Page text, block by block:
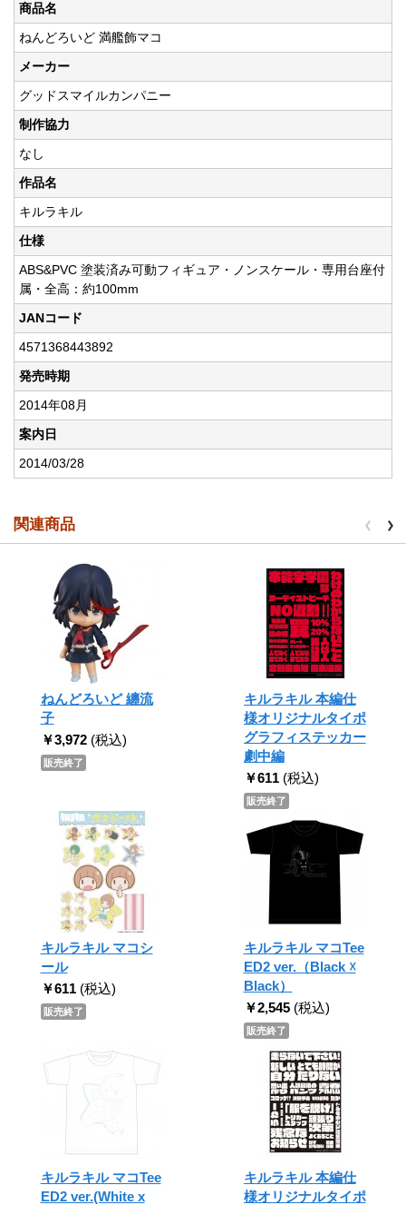
商品名
ねんどろいど 満艦飾マコ
メーカー
グッドスマイルカンパニー
制作協力
なし
作品名
キルラキル
仕様
ABS&PVC 塗装済み可動フィギュア・ノンスケール・専用台座付
属・全高：約100mm
JANコード
4571368443892
発売時期
2014年08月
案内日
2014/03/28
関連商品
ねんどろいど 纏流
子
￥3,972 (税込)
販売終了
キルラキル 本編仕
様オリジナルタイポ
グラフィステッカー
劇中編
￥611 (税込)
販売終了
キルラキル マコシ
ール
￥611 (税込)
販売終了
キルラキル マコTee
ED2 ver.（Black ☓
Black）
￥2,545 (税込)
販売終了
キルラキル マコTee
ED2 ver.(White x
キルラキル 本編仕
様オリジナルタイポ